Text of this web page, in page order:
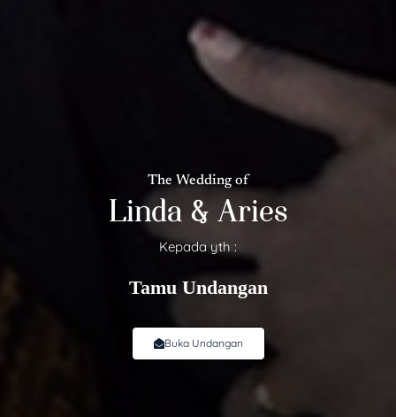
The Wedding of
Linda & Aries
Kepada yth :
Tamu Undangan
Buka Undangan
❄